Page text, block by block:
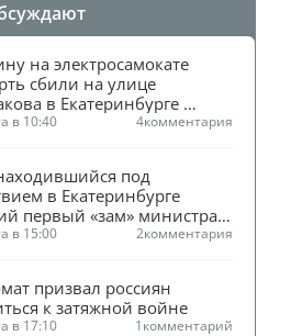
на электросамокате
сбили на улице
в Екатеринбурге
в 10:40 4комментария
под
в Екатеринбурге
первый «зам» министра
в 15:00 2комментария
призвал россиян
к затяжной войне
в 17:10 1комментарий